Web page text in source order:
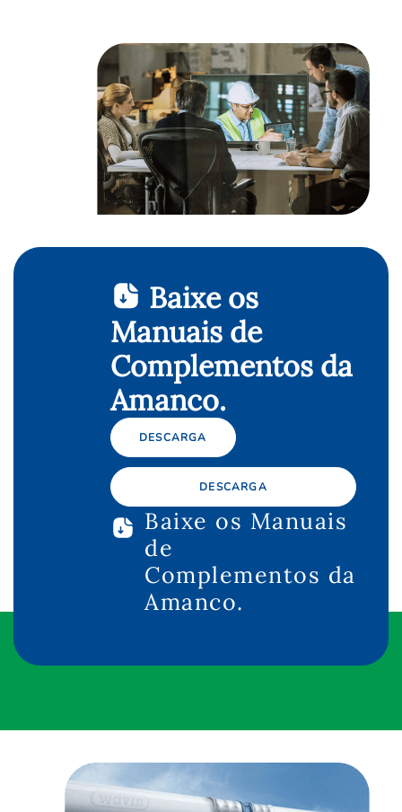
Baixe os
Manuais de
Complementos da
Amanco.
DESCARGA
DESCARGA
Baixe os Manuais
de
Complementos da
Amanco.